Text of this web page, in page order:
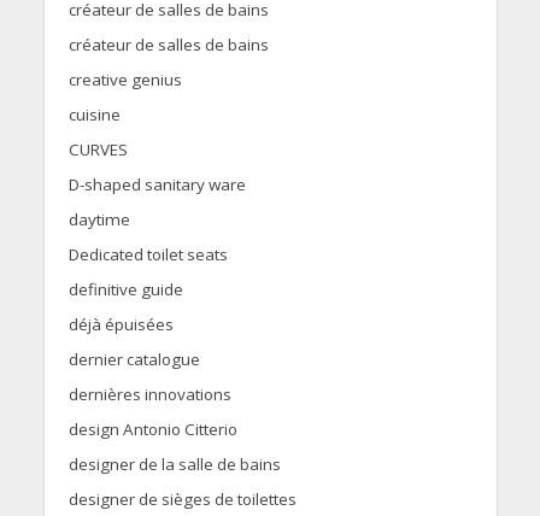
créateur de salles de bains
créateur de salles de bains
creative genius
cuisine
CURVES
D-shaped sanitary ware
daytime
Dedicated toilet seats
definitive guide
déjà épuisées
dernier catalogue
dernières innovations
design Antonio Citterio
designer de la salle de bains
designer de sièges de toilettes